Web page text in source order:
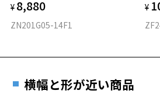
フロント素材：スーパーエンジニアリ
¥ 8,880
ZN201G05-14F1
¥
横幅と形が近い商品